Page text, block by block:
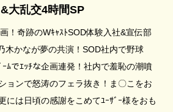
大乱交4時間SP
！奇跡のWｷｬｽﾄSOD体験入社&宣伝部
木かなが夢の共演！SOD社内で野球
ｰﾑでｴｯﾁな企画連発！社内で羞恥の潮噴
ョンで怒涛のフェラ抜き！ま〇こをお
には日頃の感謝をこめてﾕｰｻﾞｰ様をおも